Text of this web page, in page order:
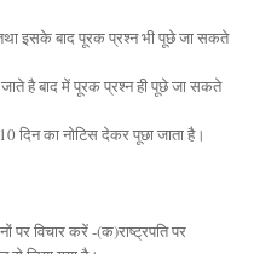
तथा इसके बाद पूरक प्रश्न भी पूछे जा सकते
जाते है बाद में पूरक प्रश्न ही पूछे जा सकते
दिन का नोटिस देकर पूछा जाता है।
पर विचार करें -(क)राष्ट्रपति पर